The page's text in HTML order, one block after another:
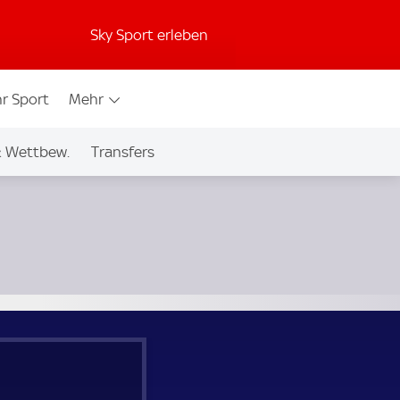
Sky Sport erleben
Sport Mehr
Wettbew. Transfers